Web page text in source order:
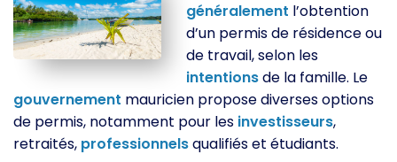
généralement l’obtention
d’un permis de résidence ou
de travail, selon les
intentionsde la famille. Le
gouvernement mauricien propose diverses options
de permis, notamment pour les investisseurs,
retraités, professionnelsqualifiés et étudiants.